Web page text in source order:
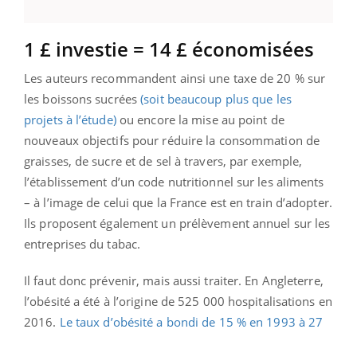
1 £ investie = 14 £ économisées
Les auteurs recommandent ainsi une taxe de 20 % sur
les boissons sucrées(soit beaucoup plus que les
projets à l’étude)ou encore la mise au point de
nouveaux objectifs pour réduire la consommation de
graisses, de sucre et de sel à travers, par exemple,
l’établissement d’un code nutritionnel sur les aliments
– à l’image de celui que la France est en train d’adopter.
Ils proposent également un prélèvement annuel sur les
entreprises du tabac.
Il faut donc prévenir, mais aussi traiter. En Angleterre,
l’obésité a été à l’origine de 525 000 hospitalisations en
2016. Le taux d’obésité a bondi de 15 % en 1993 à 27